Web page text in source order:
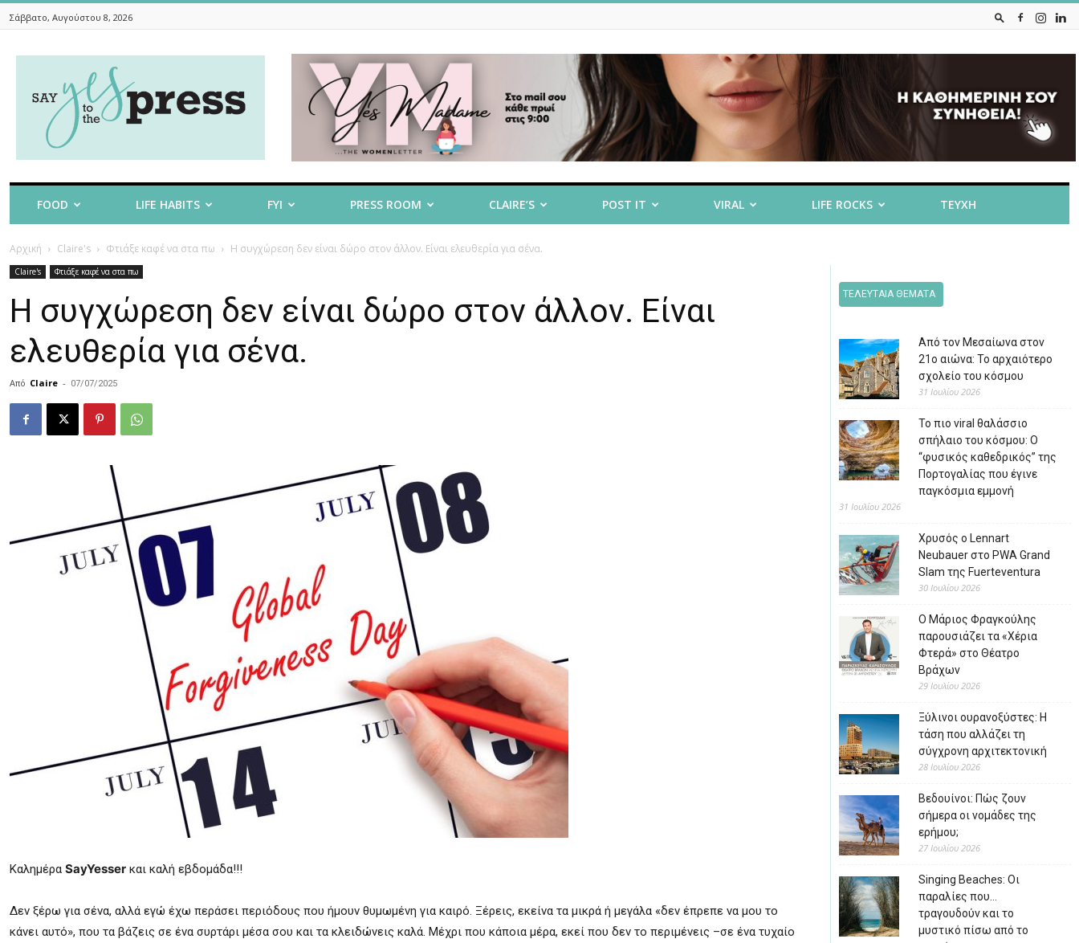
Σάββατο, Αυγούστου 8, 2026
To
The
FOOD LIFE HABITS FYI PRESS ROOM CLAIRE’S POST IT VIRAL LIFE ROCKS ΤΕΥΧΗ
Αρχική Claire's Φτιάξε καφέ να στα πω Η συγχώρεση δεν είναι δώρο στον άλλον. Είναι ελευθερία για σένα.
Claire's Φτιάξε καφέ να στα πω
Η συγχώρεση δεν είναι δώρο στον άλλον. Είναι
ελευθερία για σένα.
Από Claire - 07/07/2025
Καλημέρα SayYesser και καλή εβδομάδα!!!
Δεν ξέρω για σένα, αλλά εγώ έχω περάσει περιόδους που ήμουν θυμωμένη για καιρό. Ξέρεις, εκείνα τα μικρά ή μεγάλα «δεν έπρεπε να μου το
κάνει αυτό», που τα βάζεις σε ένα συρτάρι μέσα σου και τα κλειδώνεις καλά. Μέχρι που κάποια μέρα, εκεί που δεν το περιμένεις –σε ένα τυχαίο
ΤΕΛΕΥΤΑΙΑ ΘΕΜΑΤΑ
Από τον Μεσαίωνα στον
21ο αιώνα: Το αρχαιότερο
σχολείο του κόσμου
31 Ιουλίου 2026
Το πιο viral θαλάσσιο
σπήλαιο του κόσμου: Ο
“φυσικός καθεδρικός” της
Πορτογαλίας που έγινε
παγκόσμια εμμονή
31 Ιουλίου 2026
Χρυσός ο Lennart
Neubauer στο PWA Grand
Slam της Fuerteventura
30 Ιουλίου 2026
Ο Μάριος Φραγκούλης
παρουσιάζει τα «Χέρια
Φτερά» στο Θέατρο
Βράχων
29 Ιουλίου 2026
Ξύλινοι ουρανοξύστες: Η
τάση που αλλάζει τη
σύγχρονη αρχιτεκτονική
28 Ιουλίου 2026
Βεδουίνοι: Πώς ζουν
σήμερα οι νομάδες της
ερήμου;
27 Ιουλίου 2026
Singing Beaches: Οι
παραλίες που…
τραγουδούν και το
μυστικό πίσω από το